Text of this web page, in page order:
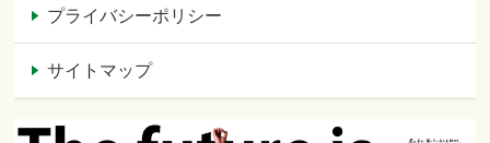
プライバシーポリシー
サイトマップ